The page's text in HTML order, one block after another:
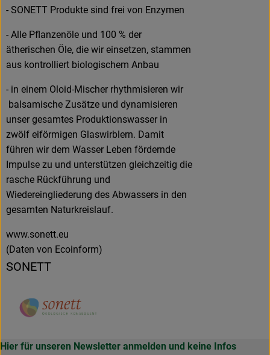
- SONETT Produkte sind frei von Enzymen
- Alle Pflanzenöle und 100 % der
ätherischen Öle, die wir einsetzen, stammen
aus kontrolliert biologischem Anbau
- in einem Oloid-Mischer rhythmisieren wir
balsamische Zusätze und dynamisieren
unser gesamtes Produktionswasser in
zwölf eiförmigen Glaswirblern. Damit
führen wir dem Wasser Leben fördernde
Impulse zu und unterstützen gleichzeitig die
rasche Rückführung und
Wiedereingliederung des Abwassers in den
gesamten Naturkreislauf.
www.sonett.eu
(Daten von Ecoinform)
SONETT
Hier für unseren Newsletter anmelden und keine Infos